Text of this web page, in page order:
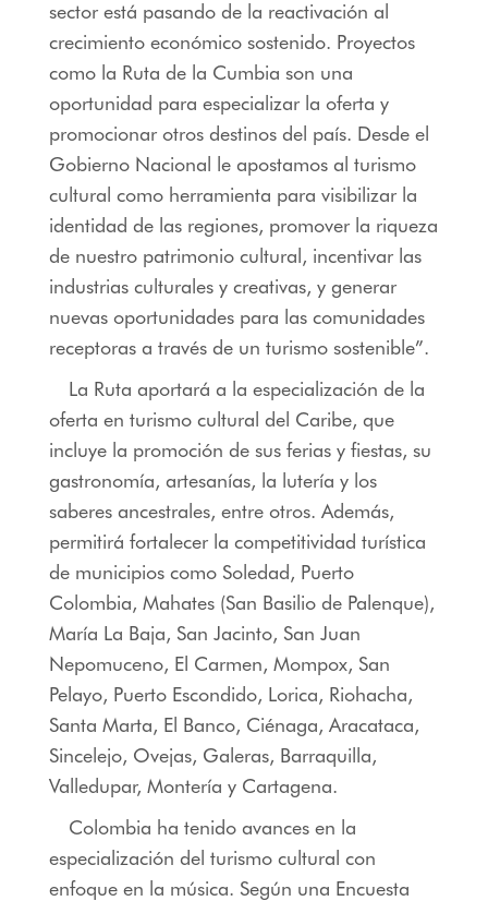
sector está pasando de la reactivación al
crecimiento económico sostenido. Proyectos
como la Ruta de la Cumbia son una
oportunidad para especializar la oferta y
promocionar otros destinos del país. Desde el
Gobierno Nacional le apostamos al turismo
cultural como herramienta para visibilizar la
identidad de las regiones, promover la riqueza
de nuestro patrimonio cultural, incentivar las
industrias culturales y creativas, y generar
nuevas oportunidades para las comunidades
receptoras a través de un turismo sostenible”.
La Ruta aportará a la especialización de la
oferta en turismo cultural del Caribe, que
incluye la promoción de sus ferias y fiestas, su
gastronomía, artesanías, la lutería y los
saberes ancestrales, entre otros. Además,
permitirá fortalecer la competitividad turística
de municipios como Soledad, Puerto
Colombia, Mahates (San Basilio de Palenque),
María La Baja, San Jacinto, San Juan
Nepomuceno, El Carmen, Mompox, San
Pelayo, Puerto Escondido, Lorica, Riohacha,
Santa Marta, El Banco, Ciénaga, Aracataca,
Sincelejo, Ovejas, Galeras, Barraquilla,
Valledupar, Montería y Cartagena.
Colombia ha tenido avances en la
especialización del turismo cultural con
enfoque en la música. Según una Encuesta